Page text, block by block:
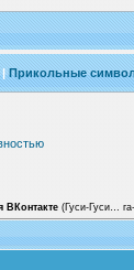
|Прикольные
ВКонтакте (Гуси-Гуси…